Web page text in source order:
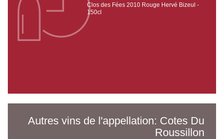
Clos des Fées 2010 Rouge Hervé Bizeul -
150cl
Autres vins de l'appellation: Cotes Du
Roussillon